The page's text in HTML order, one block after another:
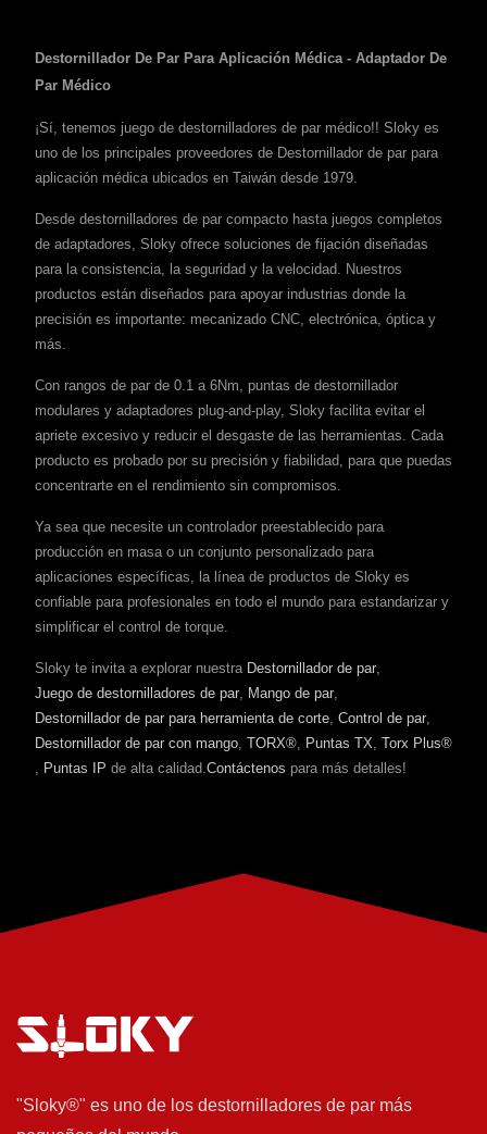
Destornillador De Par Para Aplicación Médica - Adaptador De
Par Médico
¡Sí, tenemos juego de destornilladores de par médico!! Sloky es
uno de los principales proveedores de Destornillador de par para
aplicación médica ubicados en Taiwán desde 1979.
Desde destornilladores de par compacto hasta juegos completos
de adaptadores, Sloky ofrece soluciones de fijación diseñadas
para la consistencia, la seguridad y la velocidad. Nuestros
productos están diseñados para apoyar industrias donde la
precisión es importante: mecanizado CNC, electrónica, óptica y
más.
Con rangos de par de 0.1 a 6Nm, puntas de destornillador
modulares y adaptadores plug-and-play, Sloky facilita evitar el
apriete excesivo y reducir el desgaste de las herramientas. Cada
producto es probado por su precisión y fiabilidad, para que puedas
concentrarte en el rendimiento sin compromisos.
Ya sea que necesite un controlador preestablecido para
producción en masa o un conjunto personalizado para
aplicaciones específicas, la línea de productos de Sloky es
confiable para profesionales en todo el mundo para estandarizar y
simplificar el control de torque.
Sloky te invita a explorar nuestra Destornillador de par,
Juego de destornilladores de par, Mango de par,
Destornillador de par para herramienta de corte, Control de par,
Destornillador de par con mango, TORX®, Puntas TX, Torx Plus®
, Puntas IP de alta calidad.Contáctenos para más detalles!
"Sloky®" es uno de los destornilladores de par más